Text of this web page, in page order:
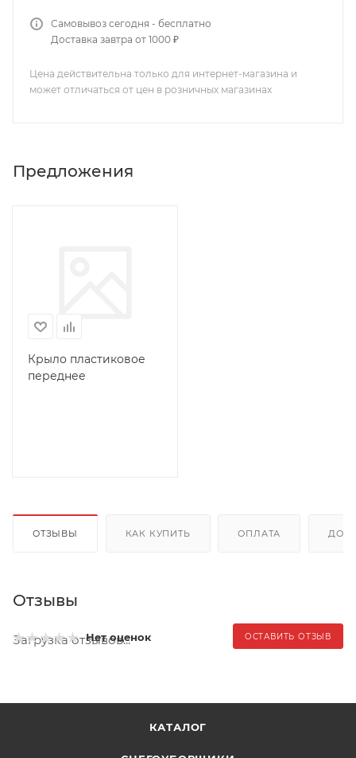
Самовывоз сегодня - бесплатно
Доставка завтра от 1000 ₽
Цена действительна только для интернет-магазина и
может отличаться от цен в розничных магазинах
Предложения
Крыло пластиковое
переднее
ОТЗЫВЫ КАК КУПИТЬ ОПЛАТА
Отзывы
Нет оценок ОСТАВИТЬ ОТЗЫВ
Загрузка отзывов...
КАТАЛОГ